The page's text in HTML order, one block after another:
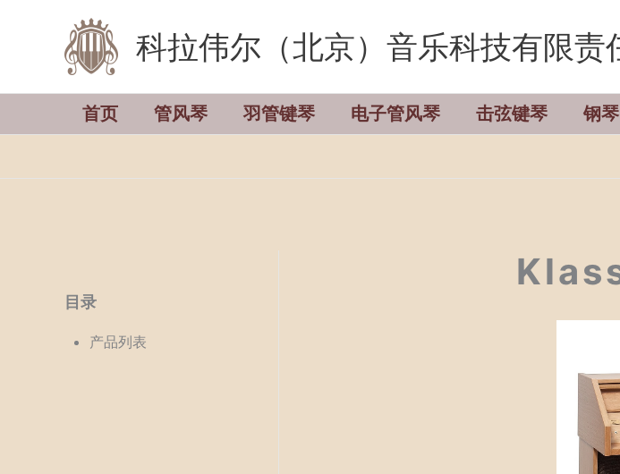
科拉伟尔（北京）音乐科技有限责
首页 管风琴 羽管键琴 电子管风琴 击弦键琴 钢琴
目录
产品列表